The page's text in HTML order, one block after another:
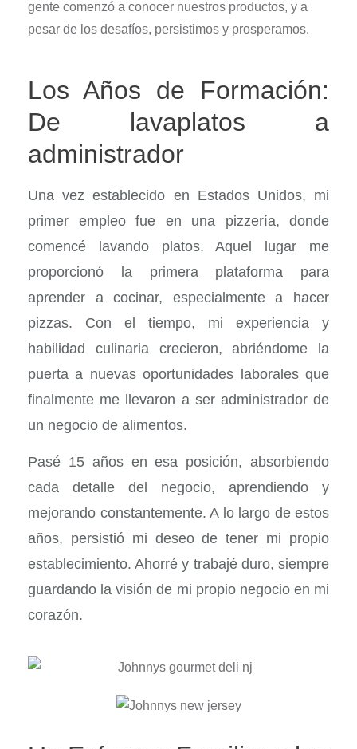
gente comenzó a conocer nuestros productos, y a
pesar de los desafíos, persistimos y prosperamos.
Los Años de Formación:
De lavaplatos a
administrador
Una vez establecido en Estados Unidos, mi
primer empleo fue en una pizzería, donde
comencé lavando platos. Aquel lugar me
proporcionó la primera plataforma para
aprender a cocinar, especialmente a hacer
pizzas. Con el tiempo, mi experiencia y
habilidad culinaria crecieron, abriéndome la
puerta a nuevas oportunidades laborales que
finalmente me llevaron a ser administrador de
un negocio de alimentos.
Pasé 15 años en esa posición, absorbiendo
cada detalle del negocio, aprendiendo y
mejorando constantemente. A lo largo de estos
años, persistió mi deseo de tener mi propio
establecimiento. Ahorré y trabajé duro, siempre
guardando la visión de mi propio negocio en mi
corazón.